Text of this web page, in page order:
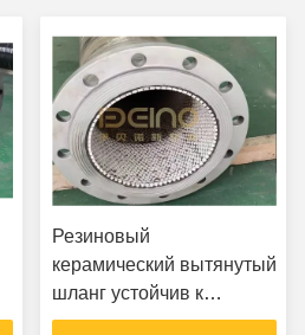
Резиновый
керамический вытянутый
шланг устойчив к
абразии с несколькими